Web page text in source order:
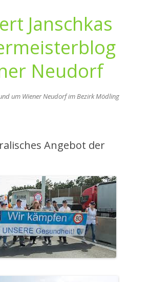
Janschkas
Neudorf
um Wiener Neudorf im Bezirk Mödling
Angebot der